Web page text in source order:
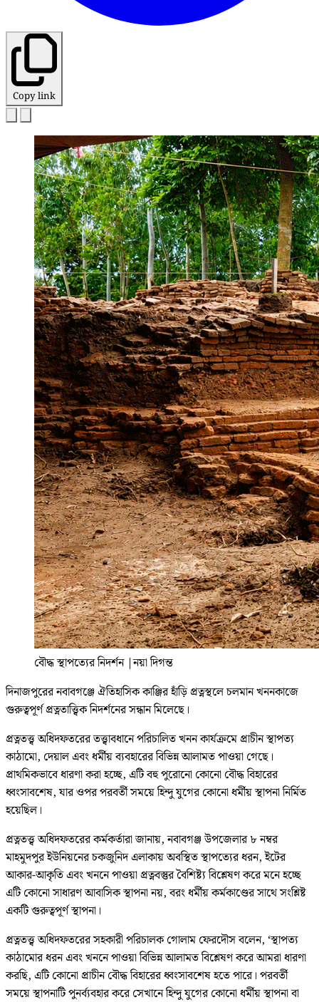
Copy link
বৌদ্ধ স্থাপত্যের নিদর্শন |নয়া দিগন্ত
দিনাজপুরের নবাবগঞ্জে ঐতিহাসিক কাঞ্জির হাঁড়ি প্রত্নস্থলে চলমান খননকাজে
গুরুত্বপূর্ণ প্রত্নতাত্ত্বিক নিদর্শনের সন্ধান মিলেছে।
প্রত্নতত্ত্ব অধিদফতরের তত্ত্বাবধানে পরিচালিত খনন কার্যক্রমে প্রাচীন স্থাপত্য
কাঠামো, দেয়াল এবং ধর্মীয় ব্যবহারের বিভিন্ন আলামত পাওয়া গেছে।
প্রাথমিকভাবে ধারণা করা হচ্ছে, এটি বহু পুরোনো কোনো বৌদ্ধ বিহারের
ধ্বংসাবশেষ, যার ওপর পরবর্তী সময়ে হিন্দু যুগের কোনো ধর্মীয় স্থাপনা নির্মিত
হয়েছিল।
প্রত্নতত্ত্ব অধিদফতরের কর্মকর্তারা জানায়, নবাবগঞ্জ উপজেলার ৮ নম্বর
মাহমুদপুর ইউনিয়নের চকজুনিদ এলাকায় অবস্থিত স্থাপত্যের ধরন, ইটের
আকার-আকৃতি এবং খননে পাওয়া প্রত্নবস্তুর বৈশিষ্ট্য বিশ্লেষণ করে মনে হচ্ছে
এটি কোনো সাধারণ আবাসিক স্থাপনা নয়, বরং ধর্মীয় কর্মকাণ্ডের সাথে সংশ্লিষ্ট
একটি গুরুত্বপূর্ণ স্থাপনা।
প্রত্নতত্ত্ব অধিদফতরের সহকারী পরিচালক গোলাম ফেরদৌস বলেন, ‘স্থাপত্য
কাঠামোর ধরন এবং খননে পাওয়া বিভিন্ন আলামত বিশ্লেষণ করে আমরা ধারণা
করছি, এটি কোনো প্রাচীন বৌদ্ধ বিহারের ধ্বংসাবশেষ হতে পারে। পরবর্তী
সময়ে স্থাপনাটি পুনর্ব্যবহার করে সেখানে হিন্দু যুগের কোনো ধর্মীয় স্থাপনা বা